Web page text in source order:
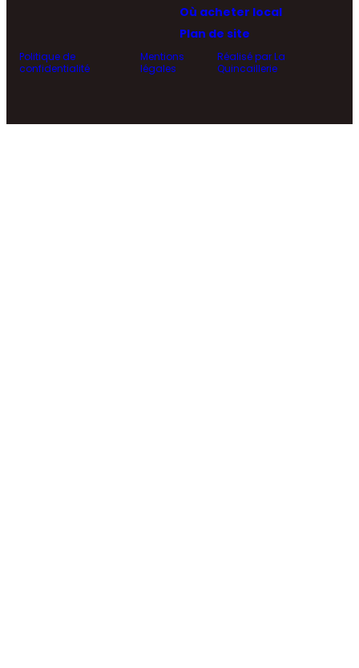
Où acheter local
Plan de site
Politique de
confidentialité
Mentions
légales
Réalisé par La
Quincaillerie